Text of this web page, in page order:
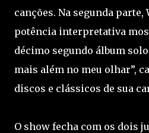
canções. Na segunda
potência interpretativa
décimo segundo álbum
mais além no meu olhar”,
discos e clássicos de sua
O show fecha com os dois